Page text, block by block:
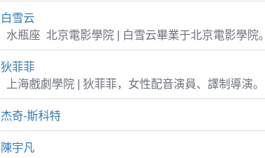
白雪云
水瓶座 北京電影學院 | 白雪云畢業于北京電影學院。
狄菲菲
上海戲劇學院 | 狄菲菲，女性配音演員、譯制導演。
杰奇-斯科特
陳宇凡